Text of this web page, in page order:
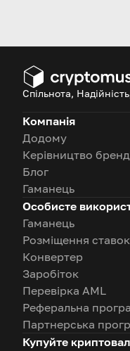
Спільнота,
Компанія
Додому
Керівництво
Блог
Гаманець
Особисте
Гаманець
Розміщення ставок
Конвертер
Заробіток
Перевірка AML
Реферальна
Партнерська
Купуйте